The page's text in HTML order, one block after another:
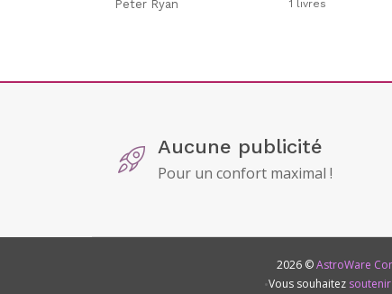
Peter Ryan 1 livres
Aucune publicité
Pour un confort maximal !
2026 ©AstroWare
•Vous souhaitez